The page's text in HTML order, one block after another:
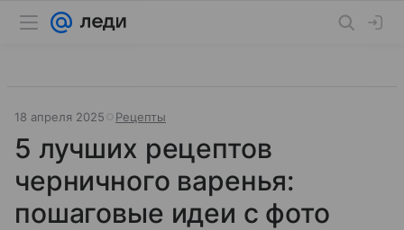
18 апреля 2025 Рецепты
5 лучших рецептов
черничного варенья:
пошаговые идеи с фото